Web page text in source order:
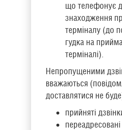
що телефонує
знаходження
терміналу (до
гудка на
терміналі).
Непропущеними
вважаються
доставлятися не
прийняті